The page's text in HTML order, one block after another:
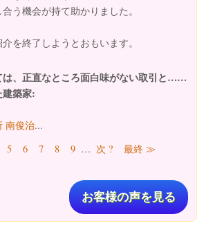
う機会が持て助かりました。
を終了しようとおもいます。
は、正直なところ面白味がない取引と……
建築家:
南俊治...
5 6 7 8 9 … 次 ? 最終 ≫
お客様の声を見る